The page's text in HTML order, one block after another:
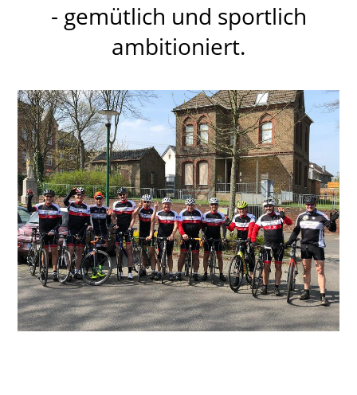
- gemütlich und sportlich
ambitioniert.